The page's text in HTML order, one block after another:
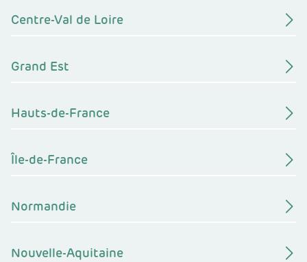
Centre-Val de Loire
Grand Est
Hauts-de-France
Île-de-France
Normandie
Nouvelle-Aquitaine